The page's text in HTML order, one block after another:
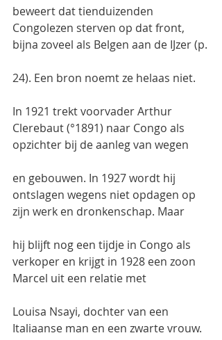
beweert dat tienduizenden
Congolezen sterven op dat front,
bijna zoveel als Belgen aan de IJzer (p.
24). Een bron noemt ze helaas niet.
In 1921 trekt voorvader Arthur
Clerebaut (°1891) naar Congo als
opzichter bij de aanleg van wegen
en gebouwen. In 1927 wordt hij
ontslagen wegens niet opdagen op
zijn werk en dronkenschap. Maar
hij blijft nog een tijdje in Congo als
verkoper en krijgt in 1928 een zoon
Marcel uit een relatie met
Louisa Nsayi, dochter van een
Italiaanse man en een zwarte vrouw.